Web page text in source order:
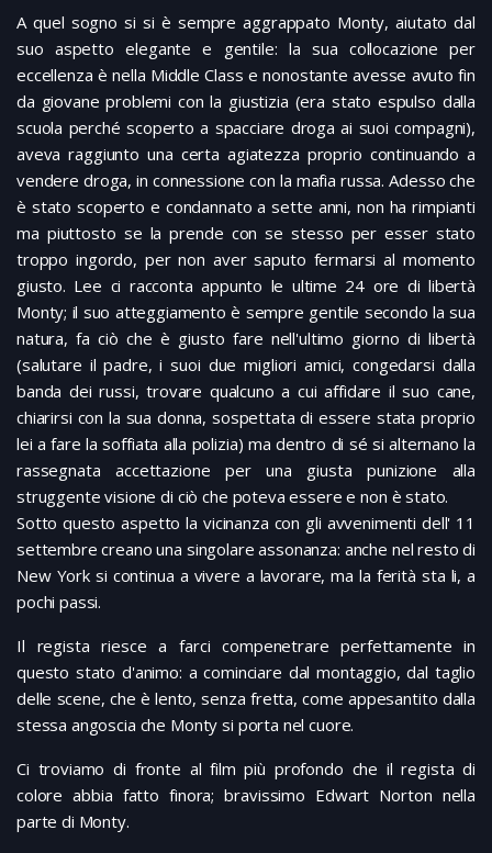
A quel sogno si si è sempre aggrappato Monty, aiutato dal
suo aspetto elegante e gentile: la sua collocazione per
eccellenza è nella Middle Class e nonostante avesse avuto fin
da giovane problemi con la giustizia (era stato espulso dalla
scuola perché scoperto a spacciare droga ai suoi compagni),
aveva raggiunto una certa agiatezza proprio continuando a
vendere droga, in connessione con la mafia russa. Adesso che
è stato scoperto e condannato a sette anni, non ha rimpianti
ma piuttosto se la prende con se stesso per esser stato
troppo ingordo, per non aver saputo fermarsi al momento
giusto. Lee ci racconta appunto le ultime 24 ore di libertà
Monty; il suo atteggiamento è sempre gentile secondo la sua
natura, fa ciò che è giusto fare nell'ultimo giorno di libertà
(salutare il padre, i suoi due migliori amici, congedarsi dalla
banda dei russi, trovare qualcuno a cui affidare il suo cane,
chiarirsi con la sua donna, sospettata di essere stata proprio
lei a fare la soffiata alla polizia) ma dentro di sé si alternano la
rassegnata accettazione per una giusta punizione alla
struggente visione di ciò che poteva essere e non è stato.
Sotto questo aspetto la vicinanza con gli avvenimenti dell' 11
settembre creano una singolare assonanza: anche nel resto di
New York si continua a vivere a lavorare, ma la ferità sta li, a
pochi passi.
Il regista riesce a farci compenetrare perfettamente in
questo stato d'animo: a cominciare dal montaggio, dal taglio
delle scene, che è lento, senza fretta, come appesantito dalla
stessa angoscia che Monty si porta nel cuore.
Ci troviamo di fronte al film più profondo che il regista di
colore abbia fatto finora; bravissimo Edwart Norton nella
parte di Monty.